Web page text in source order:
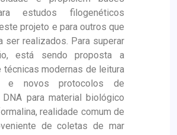
estudos filogenéticos
projeto e para outros que
ser realizados. Para superar
está sendo proposta a
técnicas modernas de leitura
e novos protocolos de
para material biológico
realidade comum de
de coletas de mar